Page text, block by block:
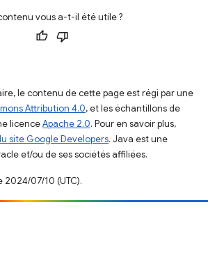
vous a-t-il été utile ?
le contenu de cette page est régi par une
Attribution 4.0, et les échantillons de
licenceApache 2.0. Pour en savoir plus,
site Google Developers. Java est une
et/ou de ses sociétés affiliées.
2024/07/10 (UTC).